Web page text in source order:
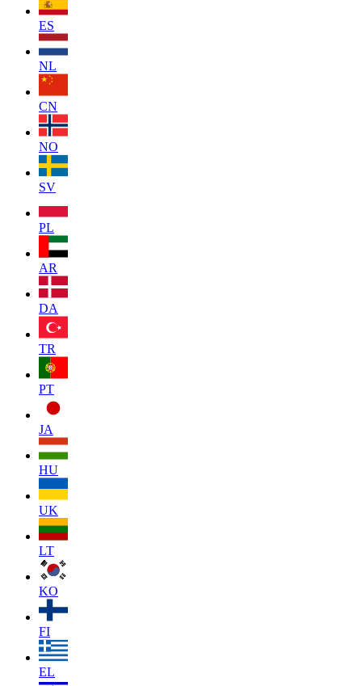
ES
NL
CN
NO
SV
PL
AR
DA
TR
PT
JA
HU
UK
LT
KO
FI
EL